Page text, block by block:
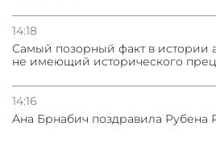
14:18
Самый позорный факт в истории
не имеющий исторического
14:16
Ана Брнабич поздравила Рубена